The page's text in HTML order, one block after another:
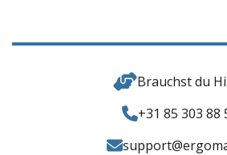
Brauchst du
+31 85 303 88